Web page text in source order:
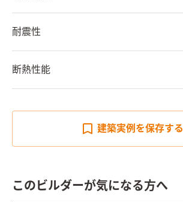
耐震性
断熱性能
建築実例を保存する
このビルダーが気になる方へ